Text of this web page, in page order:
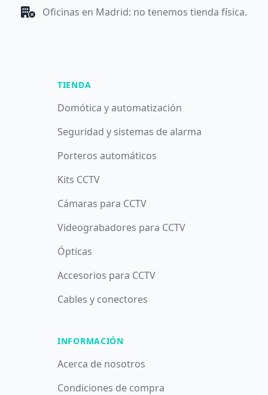
Oficinas en Madrid: no tenemos tienda física.
TIENDA
Domótica y automatización
Seguridad y sistemas de alarma
Porteros automáticos
Kits CCTV
Cámaras para CCTV
Videograbadores para CCTV
Ópticas
Accesorios para CCTV
Cables y conectores
INFORMACIÓN
Acerca de nosotros
Condiciones de compra